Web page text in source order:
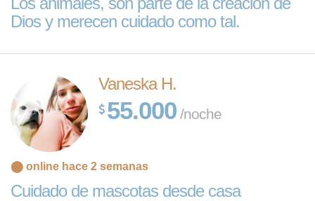
Dios y merecen cuidado como tal.
Vaneska H.
55.000 /noche
⬤ online hace 2 semanas
Cuidado de mascotas desde casa